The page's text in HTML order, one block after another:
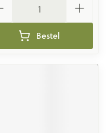
Bestel